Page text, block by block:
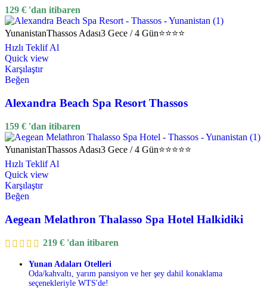
129 € 'dan itibaren
YunanistanThassos Adası3 Gece / 4 Gün⭐⭐⭐⭐
Hızlı Teklif Al
Quick view
Karşılaştır
Beğen
Alexandra Beach Spa Resort Thassos
159 € 'dan itibaren
YunanistanThassos Adası3 Gece / 4 Gün⭐⭐⭐⭐⭐
Hızlı Teklif Al
Quick view
Karşılaştır
Beğen
Aegean Melathron Thalasso Spa Hotel Halkidiki
219 € 'dan itibaren
Yunan Adaları Otelleri
Oda/kahvaltı, yarım pansiyon ve her şey dahil konaklama
seçenekleriyle WTS'de!